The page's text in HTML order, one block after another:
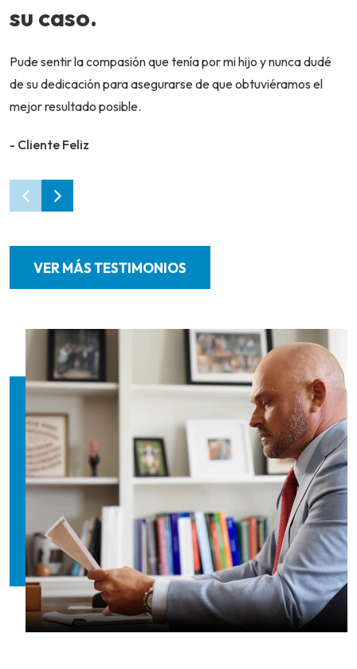
su caso.
Pude sentir la compasión que tenía por mi hijo y nunca dudé
de su dedicación para asegurarse de que obtuviéramos el
mejor resultado posible.
- Cliente Feliz
VER MÁS TESTIMONIOS